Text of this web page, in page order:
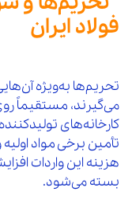
فولاد ایران
تحریم‌ها به‌ویژه
می‌گیرند، مستقیماً
کارخانه‌های
تأمین برخی مواد
هزینه این واردات
بسته می‌شود.